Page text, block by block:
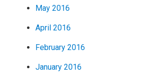
May 2016
April 2016
February 2016
January 2016